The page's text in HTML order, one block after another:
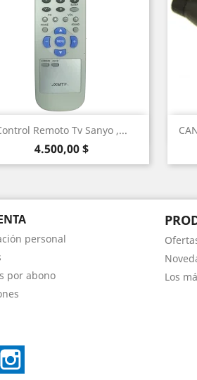
Remoto Tv Sanyo ,...
Precio
4.500,00 $
Vista rápida
personal
por abono
Los
Facebook